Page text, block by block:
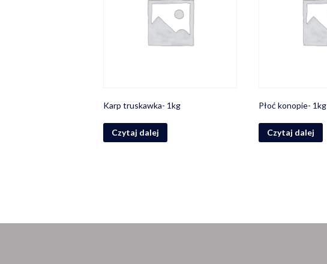
Karp truskawka- 1kg
Czytaj dalej
Płoć konopie- 1kg
Czytaj dalej